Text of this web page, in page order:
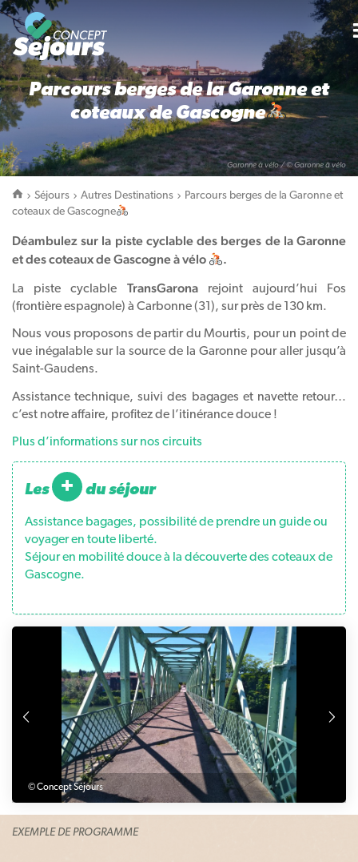
Parcours berges de la Garonne et
coteaux de Gascogne
Garonne à vélo / © Garonne à vélo
Séjours Autres Destinations
Parcours berges de la Garonne et
coteaux de Gascogne
Déambulez sur la piste cyclable des berges de la Garonne
et des coteaux de Gascogne à vélo
.
La piste cyclable TransGaronarejoint aujourd’hui Fos
(frontière espagnole) à Carbonne (31), sur près de 130 km.
Nous vous proposons de partir du Mourtis, pour un point de
vue inégalable sur la source de la Garonne pour aller jusqu’à
Saint-Gaudens.
Assistance technique, suivi des bagages et navette retour…
c’est notre affaire, profitez de l’itinérance douce !
Plus d’informations sur nos circuits
les + du séjour
Assistance bagages, possibilité de prendre un guide ou
voyager en toute liberté.
Séjour en mobilité douce à la découverte des coteaux de
Gascogne.
© Concept Séjours
Précédente
EXEMPLE DE PROGRAMME